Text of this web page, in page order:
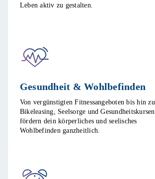
Leben aktiv zu gestalten. ​
Gesundheit & Wohlbefinden​
Von vergünstigten Fitnessangeboten bis hin zu
Bikeleasing, Seelsorge und
fördern dein körperliches und seelisches
Wohlbefinden ganzheitlich.​